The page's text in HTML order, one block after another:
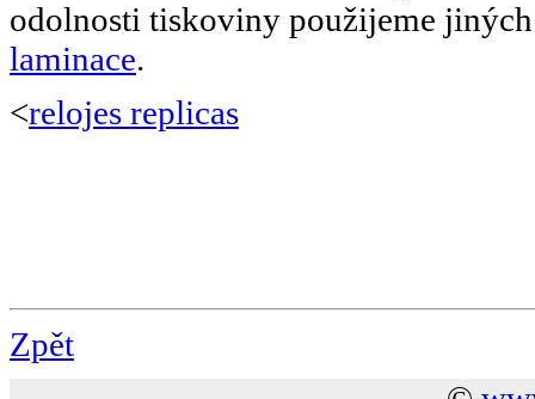
odolnosti tiskoviny použijeme
laminace.
<relojes replicas
Zpět